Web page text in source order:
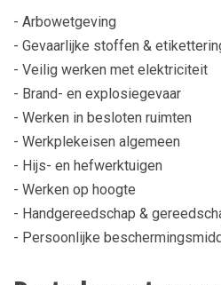
- Arbowetgeving
- Gevaarlijke stoffen &
- Veilig werken met elektriciteit
- Brand- en explosiegevaar
- Werken in besloten ruimten
- Werkplekeisen algemeen
- Hijs- en hefwerktuigen
- Werken op hoogte
- Handgereedschap &
- Persoonlijke